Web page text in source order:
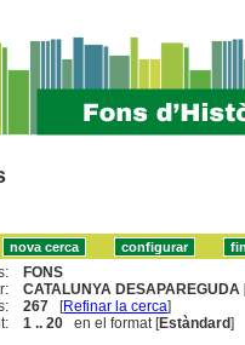
FONS
CATALUNYA DESAPAREGUDA
267 [Refinar la cerca]
1 .. 20 en el format [Estàndard]